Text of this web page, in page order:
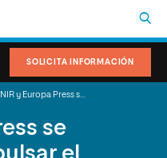
SOLICITA INFORMACIÓN
se